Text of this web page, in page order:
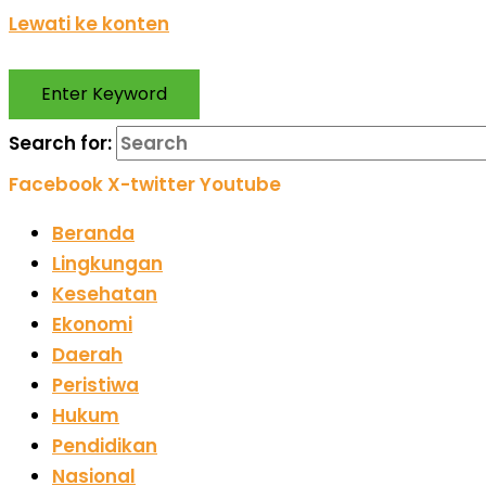
Lewati ke konten
Enter Keyword
Search for:
Facebook X-twitterYoutube
Beranda
Lingkungan
Kesehatan
Ekonomi
Daerah
Peristiwa
Hukum
Pendidikan
Nasional